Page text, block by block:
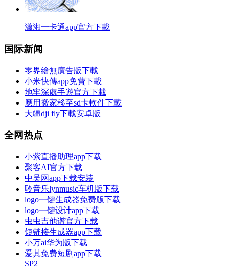
瀟湘一卡通app官方下載
国际新闻
零界繪無廣告版下載
小米快傳app免費下載
地牢深處手遊官方下載
應用搬家移至sd卡軟件下載
大疆dji fly下載安卓版
全网热点
小紫直播助理app下载
聚客AI官方下载
中吴网app下载安装
聆音乐lynmusic车机版下载
logo一键生成器免费版下载
logo一键设计app下载
虫虫吉他谱官方下载
短链接生成器app下载
小万ai华为版下载
爱其免费短剧app下载
SP2